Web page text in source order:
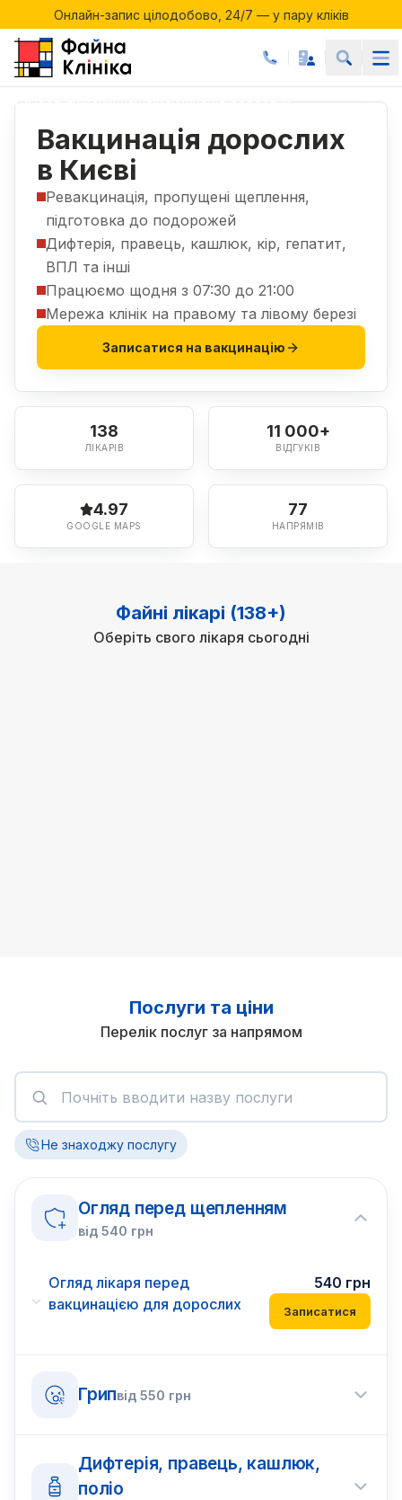
Онлайн-запис цілодобово, 24/7 — у пару кліків
Онлайн-запис цілодобово, 24/7 — у пару кліків
Послуги|Вакцинація|Вакцинація дорослих
Вакцинація дорослих
в Києві
Ревакцинація, пропущені щеплення,
підготовка до подорожей
Дифтерія, правець, кашлюк, кір, гепатит,
ВПЛ та інші
Працюємо щодня з 07:30 до 21:00
Мережа клінік на правому та лівому березі
Записатися на вакцинацію
138
ЛІКАРІВ
11 000+
ВІДГУКІВ
4.97
GOOGLE MAPS
77
НАПРЯМІВ
Файні лікарі (138+)
Оберіть свого лікаря сьогодні
Послуги та ціни
Перелік послуг за напрямом
Не знаходжу послугу
Огляд перед щепленням
від 540 грн
Огляд лікаря перед
вакцинацією для дорослих
540 грн
Записатися
Грипвід550 грн
Дифтерія, правець, кашлюк,
поліо